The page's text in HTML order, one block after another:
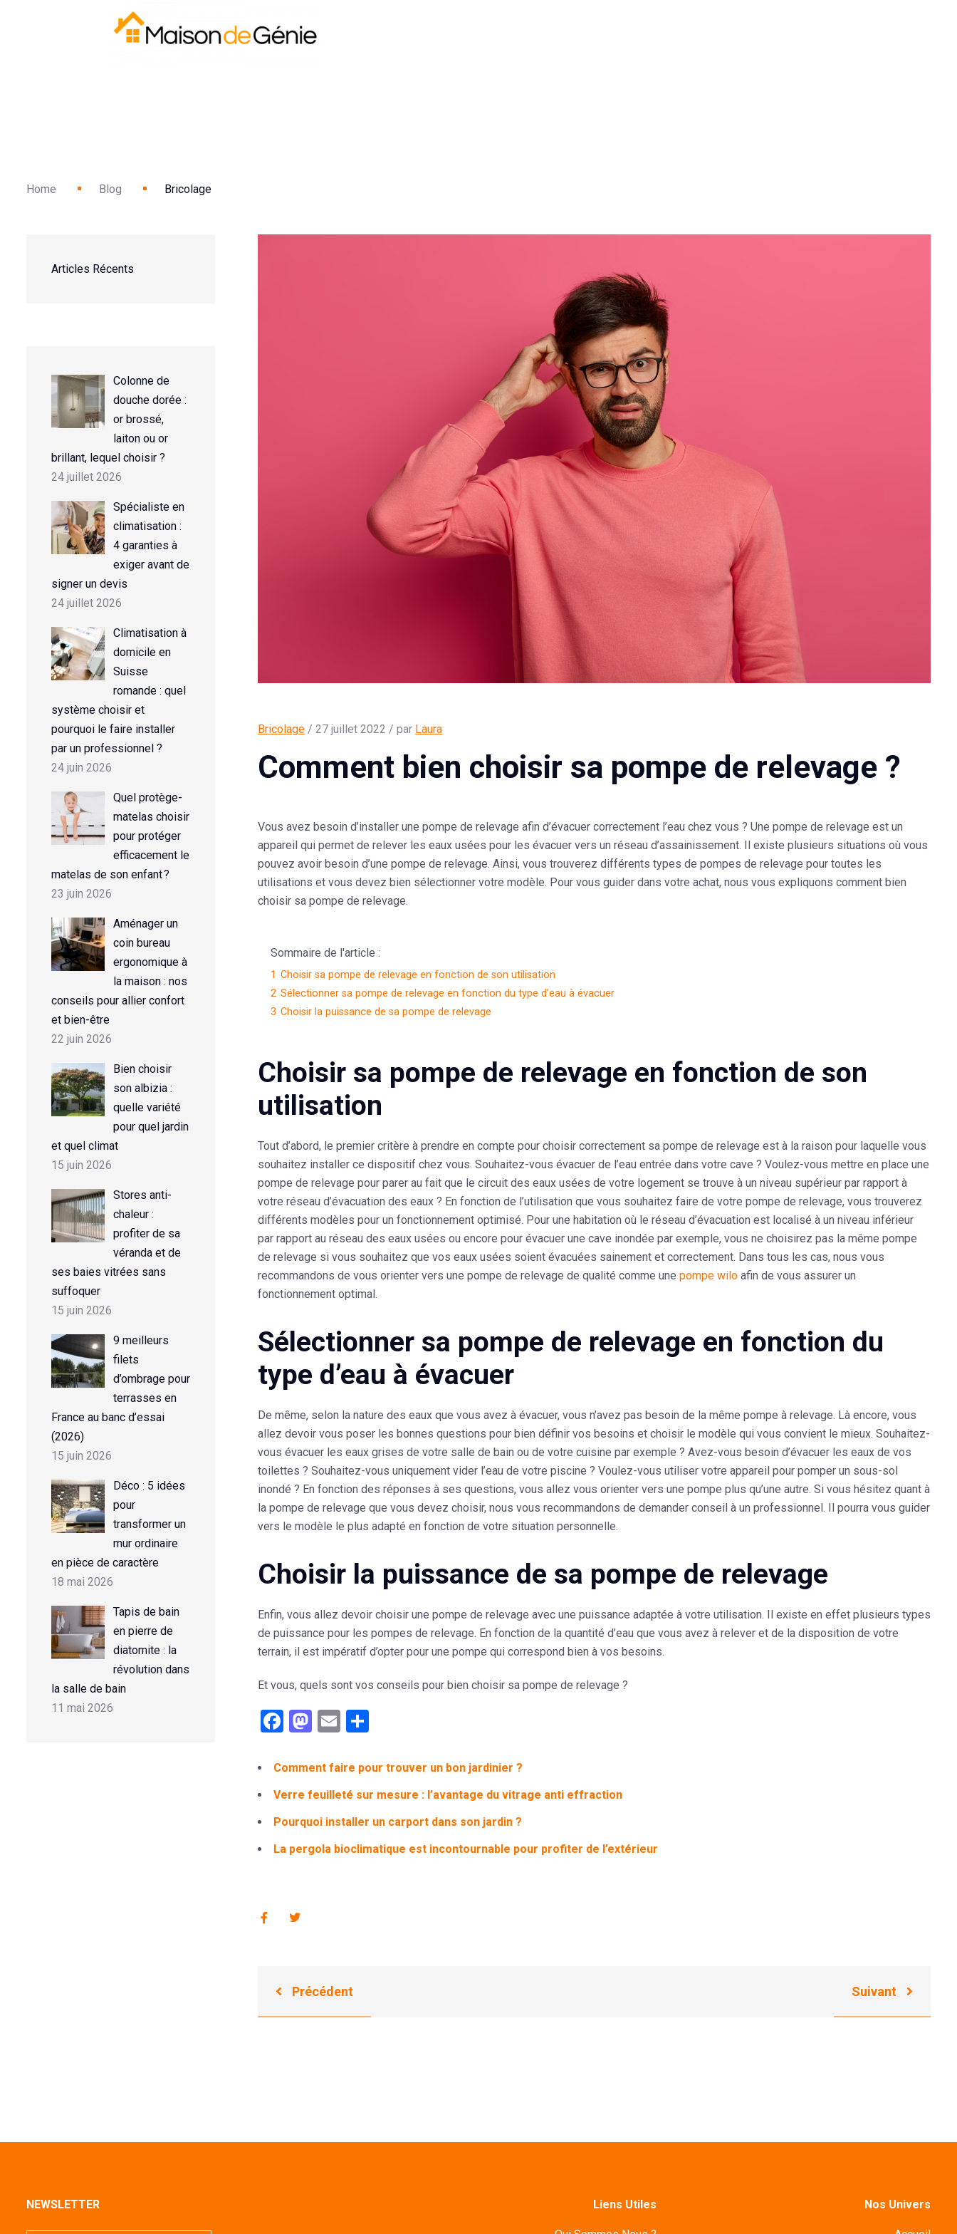
Home Blog Bricolage
Articles Récents
Colonne de
douche dorée :
or brossé,
laiton ou or
brillant, lequel choisir ?
24 juillet 2026
Spécialiste en
climatisation :
4 garanties à
exiger avant de
signer un devis
24 juillet 2026
Climatisation à
domicile en
Suisse
romande : quel
système choisir et
pourquoi le faire installer
par un professionnel ?
24 juin 2026
Quel protège-
matelas choisir
pour protéger
efficacement le
matelas de son enfant ?
23 juin 2026
Aménager un
coin bureau
ergonomique à
la maison : nos
conseils pour allier confort
et bien-être
22 juin 2026
Bien choisir
son albizia :
quelle variété
pour quel jardin
et quel climat
15 juin 2026
Stores anti-
chaleur :
profiter de sa
véranda et de
ses baies vitrées sans
suffoquer
15 juin 2026
9 meilleurs
filets
d’ombrage pour
terrasses en
France au banc d’essai
(2026)
15 juin 2026
Déco : 5 idées
pour
transformer un
mur ordinaire
en pièce de caractère
18 mai 2026
Tapis de bain
en pierre de
diatomite : la
révolution dans
la salle de bain
11 mai 2026
Bricolage / 27 juillet 2022 / par Laura
Comment bien choisir sa pompe de relevage ?
Vous avez besoin d’installer une pompe de relevage afin d’évacuer correctement l’eau chez vous ? Une pompe de relevage est un
appareil qui permet de relever les eaux usées pour les évacuer vers un réseau d’assainissement. Il existe plusieurs situations où vous
pouvez avoir besoin d’une pompe de relevage. Ainsi, vous trouverez différents types de pompes de relevage pour toutes les
utilisations et vous devez bien sélectionner votre modèle. Pour vous guider dans votre achat, nous vous expliquons comment bien
choisir sa pompe de relevage.
Sommaire de l'article :
1 Choisir sa pompe de relevage en fonction de son utilisation
2 Sélectionner sa pompe de relevage en fonction du type d’eau à évacuer
3 Choisir la puissance de sa pompe de relevage
Choisir sa pompe de relevage en fonction de son
utilisation
Tout d’abord, le premier critère à prendre en compte pour choisir correctement sa pompe de relevage est à la raison pour laquelle vous
souhaitez installer ce dispositif chez vous. Souhaitez-vous évacuer de l’eau entrée dans votre cave ? Voulez-vous mettre en place une
pompe de relevage pour parer au fait que le circuit des eaux usées de votre logement se trouve à un niveau supérieur par rapport à
votre réseau d’évacuation des eaux ? En fonction de l’utilisation que vous souhaitez faire de votre pompe de relevage, vous trouverez
différents modèles pour un fonctionnement optimisé. Pour une habitation où le réseau d’évacuation est localisé à un niveau inférieur
par rapport au réseau des eaux usées ou encore pour évacuer une cave inondée par exemple, vous ne choisirez pas la même pompe
de relevage si vous souhaitez que vos eaux usées soient évacuées sainement et correctement. Dans tous les cas, nous vous
recommandons de vous orienter vers une pompe de relevage de qualité comme une pompe wilo afin de vous assurer un
fonctionnement optimal.
Sélectionner sa pompe de relevage en fonction du
type d’eau à évacuer
De même, selon la nature des eaux que vous avez à évacuer, vous n’avez pas besoin de la même pompe à relevage. Là encore, vous
allez devoir vous poser les bonnes questions pour bien définir vos besoins et choisir le modèle qui vous convient le mieux. Souhaitez-
vous évacuer les eaux grises de votre salle de bain ou de votre cuisine par exemple ? Avez-vous besoin d’évacuer les eaux de vos
toilettes ? Souhaitez-vous uniquement vider l’eau de votre piscine ? Voulez-vous utiliser votre appareil pour pomper un sous-sol
inondé ? En fonction des réponses à ses questions, vous allez vous orienter vers une pompe plus qu’une autre. Si vous hésitez quant à
la pompe de relevage que vous devez choisir, nous vous recommandons de demander conseil à un professionnel. Il pourra vous guider
vers le modèle le plus adapté en fonction de votre situation personnelle.
Choisir la puissance de sa pompe de relevage
Enfin, vous allez devoir choisir une pompe de relevage avec une puissance adaptée à votre utilisation. Il existe en effet plusieurs types
de puissance pour les pompes de relevage. En fonction de la quantité d’eau que vous avez à relever et de la disposition de votre
terrain, il est impératif d’opter pour une pompe qui correspond bien à vos besoins.
Et vous, quels sont vos conseils pour bien choisir sa pompe de relevage ?
Facebook
Mastodon
Email
Comment faire pour trouver un bon jardinier ?
Verre feuilleté sur mesure : l’avantage du vitrage anti effraction
Pourquoi installer un carport dans son jardin ?
La pergola bioclimatique est incontournable pour profiter de l’extérieur
Précédent Suivant
NEWSLETTER Liens Utiles Nos Univers